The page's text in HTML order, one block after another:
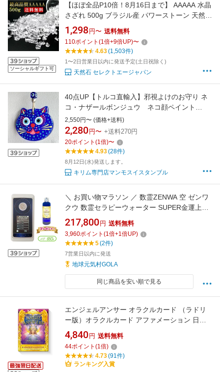
ソーシャルギフト可
【ほぼ全品P10倍！8月16日まで】 AAAAA 水晶
さざれ 500g ブラジル産 パワーストーン 天然石
浄化 水晶さざれ 浄化用 水晶さざれ石 チップ サ
ザレ 癒し 開運 厄除け 風水 天然 エネルギー 幸
せ 天然水晶 浄化グッズ シアワセ ヒーリング し
あわせ 幸運 清浄 万能 ポジティブ
1,298 円〜 送料無料
110ポイント (1 倍+9倍UP)〜
4.63(1,503件)
1〜2日営業日以内に発送予定(土日祝除く)
天然石 セレクトエージャパン
40点UP【トルコ直輸入】邪視よけのお守り ネ
コ・ナザールボンジュウ ネコ顔ペイント
12cm 7cmトルコ産 トルコ製 災厄からあなたを
守るナザールボンジュウ
2,550円〜 (価格+送料)
2,280 円〜 +送料270円
20ポイント (1 倍)〜
4.93(28件)
8月12日(水)発送します。
キリム専門店マンモスイスタンブル
＼ お買い物マラソン ／ 数霊ZENWA 空 ゼンワ
クウ 数霊セラピーウォーター SUPER金運上昇
プレゼント 代引不可 波動 測定 器 波動測定器
数霊reiwa
217,800 円 送料無料
3,960ポイント (1 倍+1 倍UP)
5(2件)
7営業日以内に発送
地球元気村GOLA
同じ商品を安い順で見る
エンジェルアンサー オラクルカード （ラドリ
ー版）オラクルカード アファメーション 日本
語版 占い 日本語解説書付き
4,840 円 送料無料
44ポイント (1 倍)
4.73(91件)
ランキング入賞